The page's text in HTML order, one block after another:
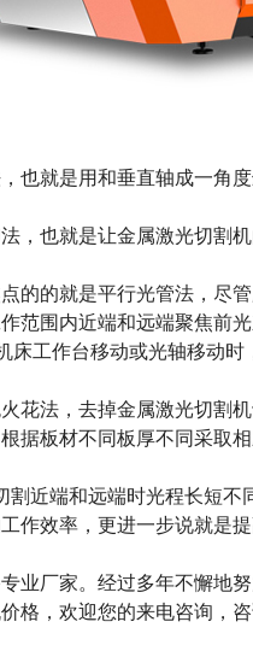
就是用和垂直轴成一角度
也就是让金属激光切割机
的就是平行光管法，尽
范围内近端和远端聚焦前
工作台移动或光轴移动
法，去掉金属激光切割
据板材不同板厚不同采取相
端和远端时光程长短不
作效率，更进一步说就是提
厂家。经过多年不懈地努
格，欢迎您的来电咨询，咨